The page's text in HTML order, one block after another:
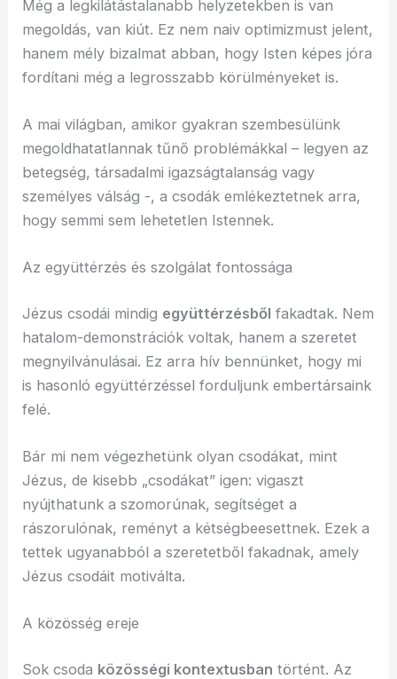
Még a legkilátástalanabb helyzetekben is van
megoldás, van kiút. Ez nem naiv optimizmust jelent,
hanem mély bizalmat abban, hogy Isten képes jóra
fordítani még a legrosszabb körülményeket is.
A mai világban, amikor gyakran szembesülünk
megoldhatatlannak tűnő problémákkal – legyen az
betegség, társadalmi igazságtalanság vagy
személyes válság -, a csodák emlékeztetnek arra,
hogy semmi sem lehetetlen Istennek.
Az együttérzés és szolgálat fontossága
Jézus csodái mindig együttérzésből fakadtak. Nem
hatalom-demonstrációk voltak, hanem a szeretet
megnyilvánulásai. Ez arra hív bennünket, hogy mi
is hasonló együttérzéssel forduljunk embertársaink
felé.
Bár mi nem végezhetünk olyan csodákat, mint
Jézus, de kisebb „csodákat” igen: vigaszt
nyújthatunk a szomorúnak, segítséget a
rászorulónak, reményt a kétségbeesettnek. Ezek a
tettek ugyanabból a szeretetből fakadnak, amely
Jézus csodáit motiválta.
A közösség ereje
Sok csoda közösségi kontextusban történt. Az